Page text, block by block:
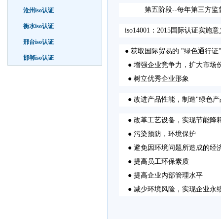
沧州iso认证
衡水iso认证
邢台iso认证
邯郸iso认证
第五阶段--每年第三方监督
iso14001：2015国际认证实施意
● 获取国际贸易的 "绿色通行证"
● 增强企业竞争力，扩大市场
● 树立优秀企业形象
● 改进产品性能，制造"绿色产
● 改革工艺设备，实现节能降
● 污染预防，环境保护
● 避免因环境问题所造成的经
● 提高员工环保素质
● 提高企业内部管理水平
● 减少环境风险，实现企业永